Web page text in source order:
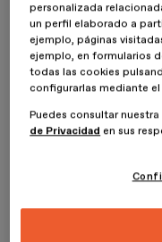
Inicio ESDESIGNERS
¡Se acerca el LAB 4a.
laboratorio itinerante y
personalizada
un perfil elaborado a
ejemplo, páginas
ejemplo, en formularios
todas las cookies
configurarlas mediante
Puedes consultar nuestra
de Privacidad en sus